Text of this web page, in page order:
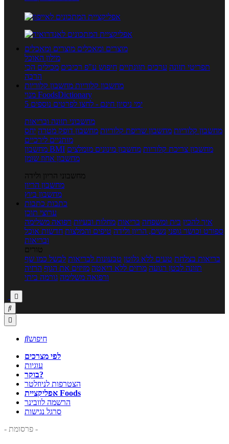
מוצרים ומאכלים מוצרים ומאכלים
מילון האוכל
תפריטי תזונה ערכים תזונתיים חיפוש ע"פ רכיבים מכילים הכי
הרבה
מחשבון קלוריות מחשבון קלוריות
מנוי FoodsDictionary
5 ימי ניסיון חינם - לחצו לפרטים נוספים
מחשבוני תזונה ובריאות
מחשבון קלוריות מחשבון שריפת קלוריות מחשבון דופק מטרה יחס
מותניים לירכיים
מחשבון BMI
מחשבון צריכת קלוריות מחשבון מינונים מומלצים
מחשבון אחוז שומן
מחשבוני הריון ולידה
מחשבון הריון
מחשבון ביוץ
כתבות כתבות
ערוצי תוכן
איך להכין בית ומשפחה בריאות מחלות ובעיות רפואה משלימה
ספורט וכושר גופני נשים, הריון ולידה טיפים והמלצות חדשות אוכל
ובריאות
טורים
בריאות בצלחת טעים ללא גלוטן טבעונות לבריאות לבשל כמו שף
תזונה לבטן רגועה מרזים ללא דיאטה מזיזים את הגוף הרזיה
ורפואה משלימה גורמה ביתי



חיפוש
לפי מצרכים
עוגיות
בוקר?
הצטרפות לניוזלטר
אפליקציית Foods
הרשמה לוובינר
סרגל נגישות
- פרסומת -